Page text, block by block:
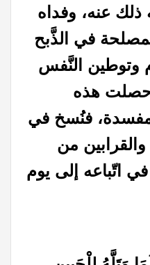
ذلك عنه، وفداه
في الذَّبح
وتوطين النَّفس
حصلت هذه
مفسدة، فنُسخ في
من
في اتّباعه إلى يوم